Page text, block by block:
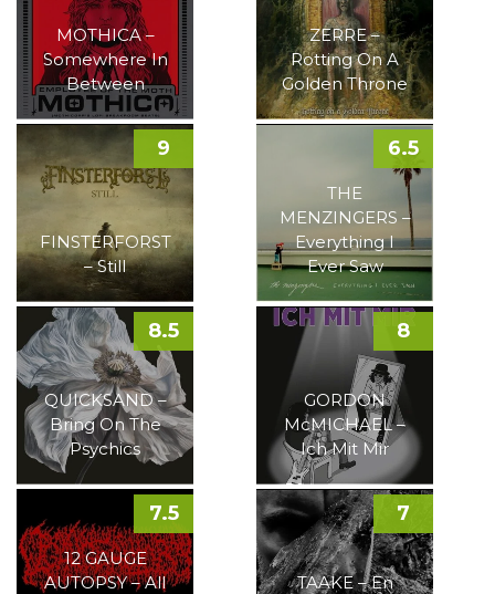
MOTHICA –
Somewhere In
Between
ZERRE –
Rotting On A
Golden Throne
FINSTERFORST
– Still
9
THE
MENZINGERS –
Everything I
Ever Saw
6.5
QUICKSAND –
Bring On The
Psychics
8.5
GORDON
McMICHAEL –
Ich Mit Mir
8
12 GAUGE
AUTOPSY – All
7.5
TAAKE – En
7